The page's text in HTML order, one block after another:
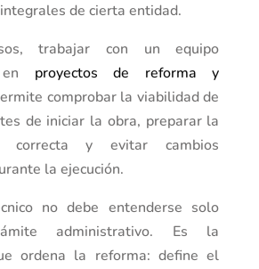
de cierta entidad.
trabajar con un equipo
en proyectos de reforma y
comprobar la viabilidad de
de iniciar la obra, preparar la
correcta y evitar cambios
la ejecución.
no debe entenderse solo
administrativo. Es la
ordena la reforma: define el